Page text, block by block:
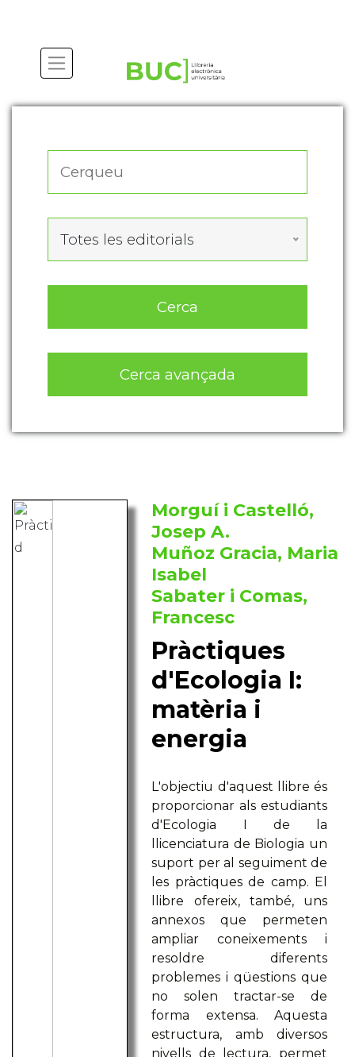
Totes les editorials
Cerca
Cerca avançada
Morguí i Castelló,
Josep A.
Muñoz Gracia, Maria
Isabel
Sabater i Comas,
Francesc
Pràctiques
d'Ecologia I:
matèria i
energia
L'objectiu d'aquest llibre és
proporcionar als estudiants
d'Ecologia I de la
llicenciatura de Biologia un
suport per al seguiment de
les pràctiques de camp. El
llibre ofereix, també, uns
annexos que permeten
ampliar coneixements i
resoldre diferents
problemes i qüestions que
no solen tractar-se de
forma extensa. Aquesta
estructura, amb diversos
nivells de lectura, permet